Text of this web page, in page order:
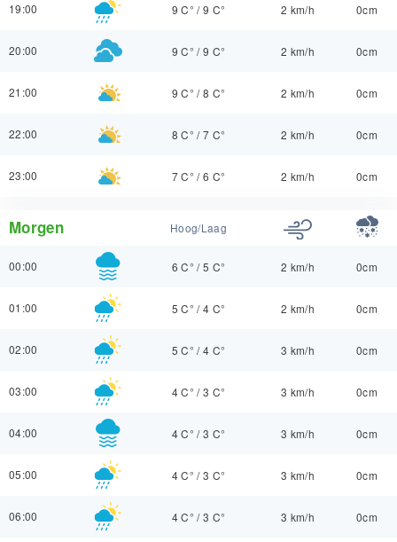
19:00 9 C° /9 C° 2 km/h 0cm
20:00 9 C° /9 C° 2 km/h 0cm
21:00 9 C° /8 C° 2 km/h 0cm
22:00 8 C° /7 C° 2 km/h 0cm
23:00 7 C° /6 C° 2 km/h 0cm
Morgen Hoog/Laag
00:00 6 C° /5 C° 2 km/h 0cm
01:00 5 C° /4 C° 2 km/h 0cm
02:00 5 C° /4 C° 3 km/h 0cm
03:00 4 C° /3 C° 3 km/h 0cm
04:00 4 C° /3 C° 3 km/h 0cm
05:00 4 C° /3 C° 3 km/h 0cm
06:00 4 C° /3 C° 3 km/h 0cm